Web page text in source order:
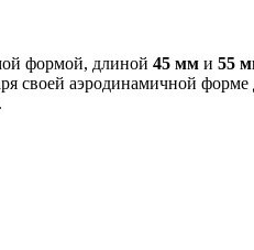
формой, длиной 45 мм и 55
своей аэродинамичной